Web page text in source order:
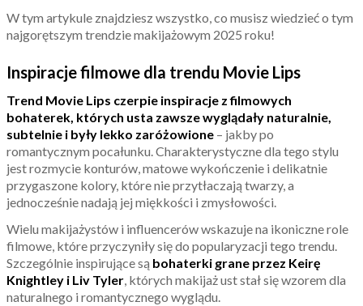
W tym artykule znajdziesz wszystko, co musisz wiedzieć o tym
najgorętszym trendzie makijażowym 2025 roku!
Inspiracje filmowe dla trendu Movie Lips
Trend Movie Lips czerpie inspiracje z filmowych
bohaterek, których usta zawsze wyglądały naturalnie,
subtelnie i były lekko zaróżowione – jakby po
romantycznym pocałunku. Charakterystyczne dla tego stylu
jest rozmycie konturów, matowe wykończenie i delikatnie
przygaszone kolory, które nie przytłaczają twarzy, a
jednocześnie nadają jej miękkości i zmysłowości.
Wielu makijażystów i influencerów wskazuje na ikoniczne role
filmowe, które przyczyniły się do popularyzacji tego trendu.
Szczególnie inspirujące są bohaterki grane przez Keirę
Knightley i Liv Tyler, których makijaż ust stał się wzorem dla
naturalnego i romantycznego wyglądu.